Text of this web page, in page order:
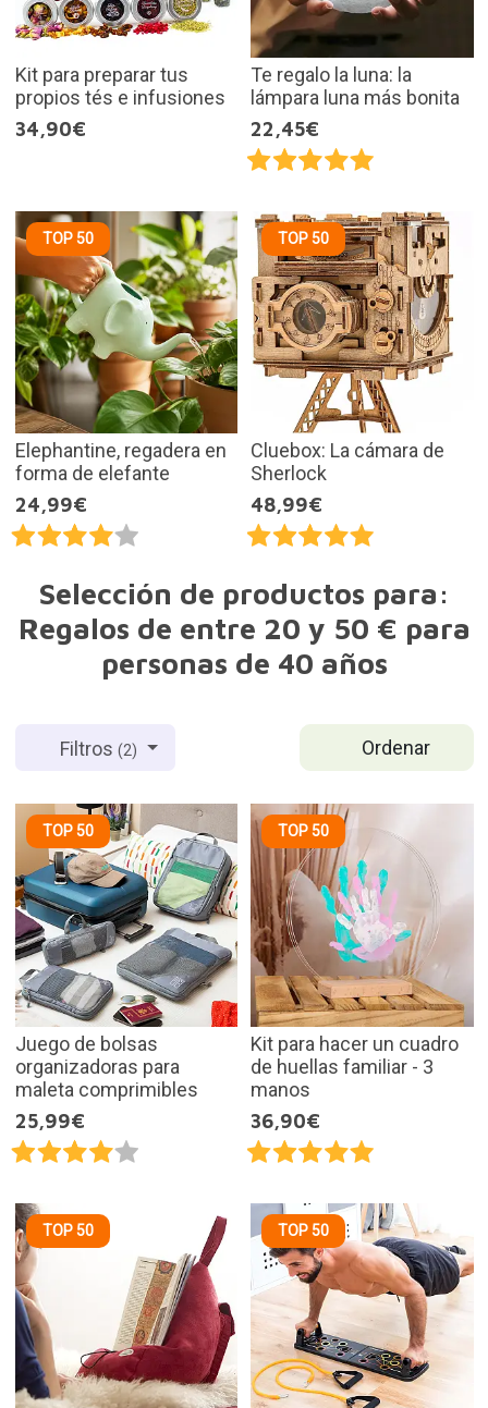
Kit para preparar tus
propios tés e infusiones
34,90€
Te regalo la luna: la
lámpara luna más bonita
22,45€
TOP 50
Elephantine, regadera en
forma de elefante
24,99€
TOP 50
Cluebox: La cámara de
Sherlock
48,99€
Selección de productos para:
Regalos de entre 20 y 50 € para
personas de 40 años
Ordenar
Filtros(2)
TOP 50
Juego de bolsas
organizadoras para
maleta comprimibles
25,99€
TOP 50
Kit para hacer un cuadro
de huellas familiar - 3
manos
36,90€
TOP 50 TOP 50